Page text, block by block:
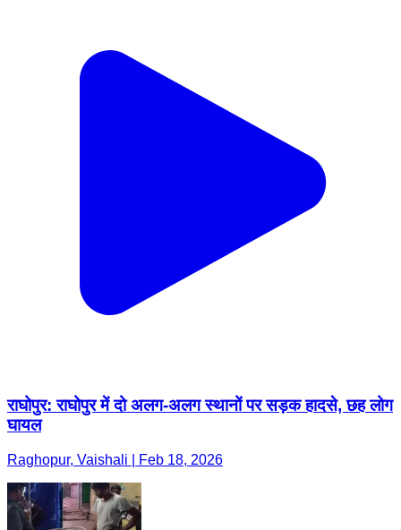
राघोपुर: राघोपुर में दो अलग-अलग स्थानों पर सड़क हादसे, छह लोग
घायल
Raghopur, Vaishali | Feb 18, 2026